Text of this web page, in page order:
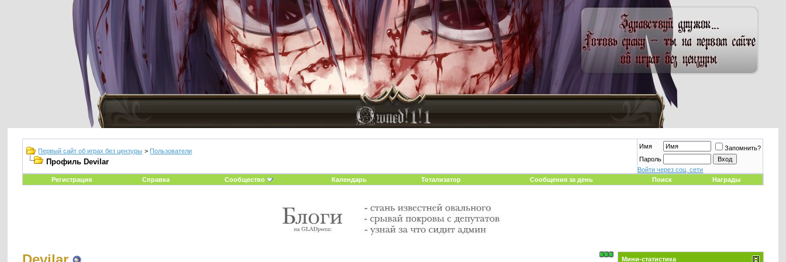
Первый сайт об играх без цензуры > Пользователи
Профиль Devilar
Имя
Запомнить?
Пароль
Войти через соц. сети
Регистрация
Справка Сообщество Календарь Тотализатор Сообщения за день Поиск Награды
Мини-статистика